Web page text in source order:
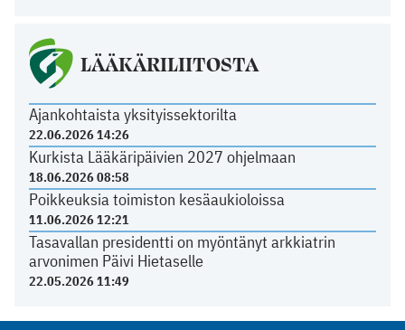
LÄÄKÄRILIITOSTA
Ajankohtaista yksityissektorilta
22.06.2026 14:26
Kurkista Lääkäripäivien 2027 ohjelmaan
18.06.2026 08:58
Poikkeuksia toimiston kesäaukioloissa
11.06.2026 12:21
Tasavallan presidentti on myöntänyt arkkiatrin
arvonimen Päivi Hietaselle
22.05.2026 11:49